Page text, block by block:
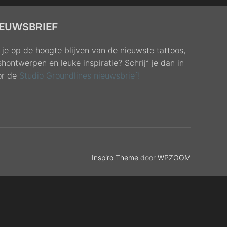
je op de hoogte blijven van de nieuwste tattoos,
en leuke inspiratie? Schrijf je dan in
de Studio Groundlines nieuwsbrief!
Inspiro Theme door WPZOOM